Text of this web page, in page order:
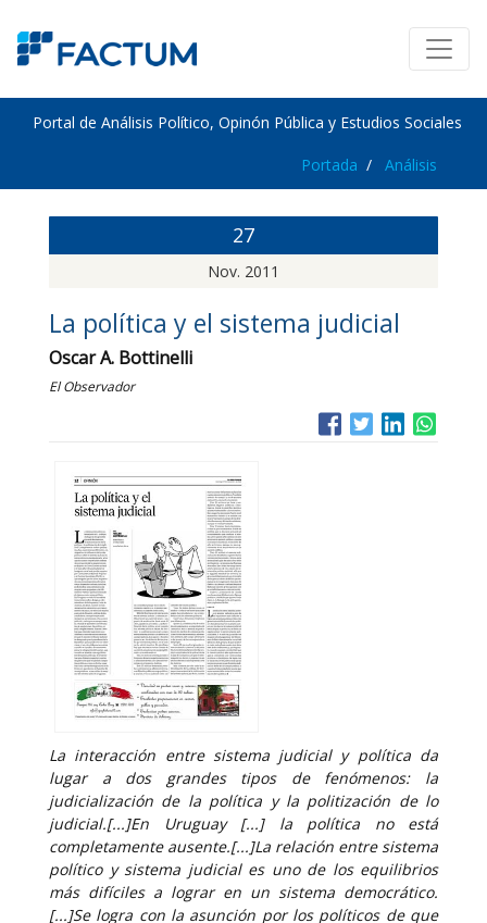
Portal de Análisis Político, Opinón Pública y Estudios Sociales
Portada Análisis
27
Nov. 2011
La política y el sistema judicial
Oscar A. Bottinelli
El Observador
La interacción entre sistema judicial y política da
lugar a dos grandes tipos de fenómenos: la
judicialización de la política y la politización de lo
judicial.[...]En Uruguay [...] la política no está
completamente ausente.[...]La relación entre sistema
político y sistema judicial es uno de los equilibrios
más difíciles a lograr en un sistema democrático.
[...]Se logra con la asunción por los políticos de que